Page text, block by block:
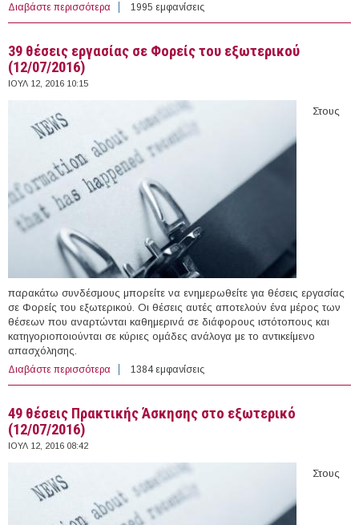
Διαβάστε περισσότερα για 1 άτομο με Σύμβαση Μίσθωσης Έργου στο Τ.Ε.Ι.
Αθήνας
1995 εμφανίσεις
39 θέσεις εργασίας σε Φορείς του εξωτερικού
(12/07/2016)
ΙΟΥΛ 12, 2016 10:15
Στους
παρακάτω συνδέσμους μπορείτε να ενημερωθείτε για θέσεις εργασίας
σε Φορείς του εξωτερικού. Οι θέσεις αυτές αποτελούν ένα μέρος των
θέσεων που αναρτώνται καθημερινά σε διάφορους ιστότοπους και
κατηγοριοποιούνται σε κύριες ομάδες ανάλογα με το αντικείμενο
απασχόλησης.
Διαβάστε περισσότερα για 39 θέσεις εργασίας σε Φορείς του εξωτερικού
(12/07/2016)
1384 εμφανίσεις
49 θέσεις Πρακτικής Άσκησης στο εξωτερικό
(12/07/2016)
ΙΟΥΛ 12, 2016 08:42
Στους